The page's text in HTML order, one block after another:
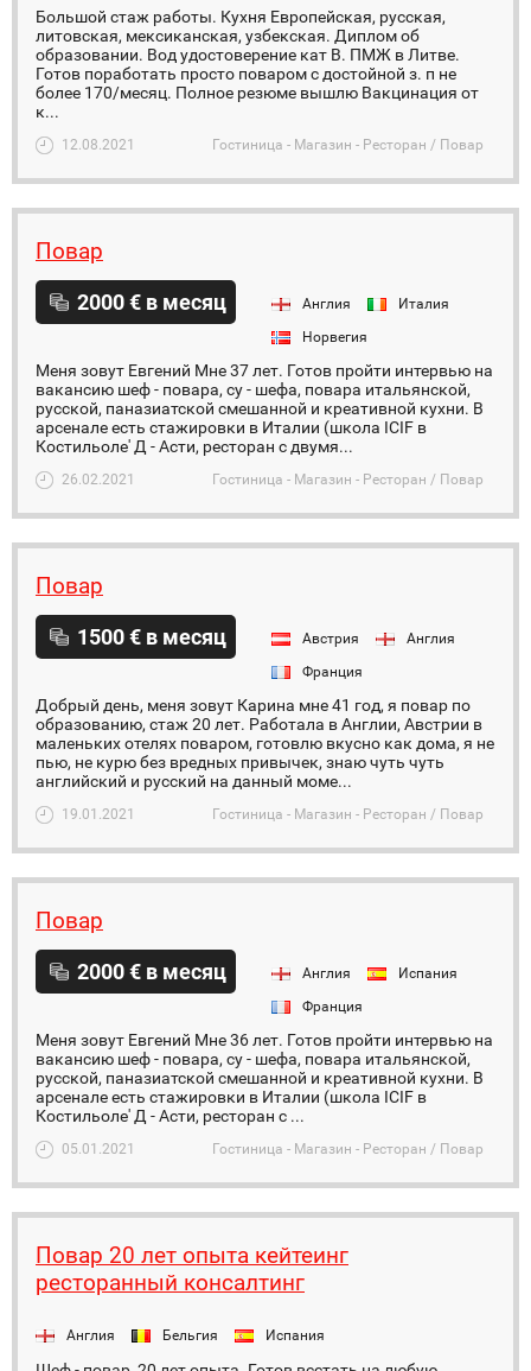
Большой стаж работы. Кухня Европейская, русская,
литовская, мексиканская, узбекская. Диплом об
образовании. Вод удостоверение кат В. ПМЖ в Литве.
Готов поработать просто поваром с достойной з. п не
более 170/месяц. Полное резюме вышлю Вакцинация от
к...
12.08.2021 Гостиница - Магазин - Ресторан / Повар
Повар
2000 € в месяц Англия
Италия
Норвегия
Меня зовут Евгений Мне 37 лет. Готов пройти интервью на
вакансию шеф - повара, су - шефа, повара итальянской,
русской, паназиатской смешанной и креативной кухни. В
арсенале есть стажировки в Италии (школа ICIF в
Костильоле' Д - Асти, ресторан с двумя...
26.02.2021 Гостиница - Магазин - Ресторан / Повар
Повар
1500 € в месяц Австрия
Англия
Франция
Добрый день, меня зовут Карина мне 41 год, я повар по
образованию, стаж 20 лет. Работала в Англии, Австрии в
маленьких отелях поваром, готовлю вкусно как дома, я не
пью, не курю без вредных привычек, знаю чуть чуть
английский и русский на данный моме...
19.01.2021 Гостиница - Магазин - Ресторан / Повар
Повар
2000 € в месяц Англия
Испания
Франция
Меня зовут Евгений Мне 36 лет. Готов пройти интервью на
вакансию шеф - повара, су - шефа, повара итальянской,
русской, паназиатской смешанной и креативной кухни. В
арсенале есть стажировки в Италии (школа ICIF в
Костильоле' Д - Асти, ресторан с ...
05.01.2021 Гостиница - Магазин - Ресторан / Повар
Повар 20 лет опыта кейтеинг
ресторанный консалтинг
Англия Бельгия Испания